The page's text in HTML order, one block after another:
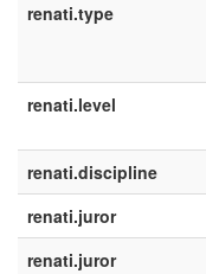
renati.type
renati.level
renati.discipline
renati.juror
renati.juror